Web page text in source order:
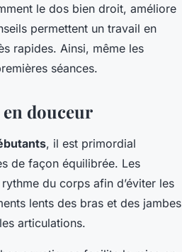
le dos bien droit, améliore
permettent un travail en
rapides. Ainsi, même les
séances.
douceur
, il est primordial
de façon équilibrée. Les
du corps afin d’éviter les
lents des bras et des jambes
articulations.